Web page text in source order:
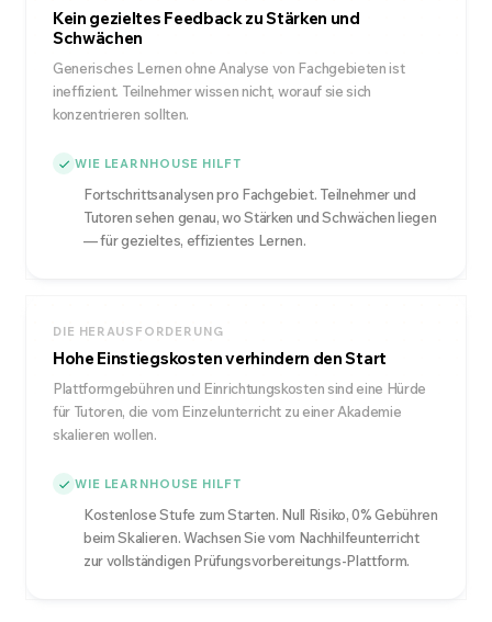
Kein gezieltes Feedback zu Stärken und
Schwächen
Generisches Lernen ohne Analyse von Fachgebieten ist
ineffizient. Teilnehmer wissen nicht, worauf sie sich
konzentrieren sollten.
WIE LEARNHOUSE HILFT
Fortschrittsanalysen pro Fachgebiet. Teilnehmer und
Tutoren sehen genau, wo Stärken und Schwächen liegen
— für gezieltes, effizientes Lernen.
DIE HERAUSFORDERUNG
Hohe Einstiegskosten verhindern den Start
Plattformgebühren und Einrichtungskosten sind eine Hürde
für Tutoren, die vom Einzelunterricht zu einer Akademie
skalieren wollen.
WIE LEARNHOUSE HILFT
Kostenlose Stufe zum Starten. Null Risiko, 0% Gebühren
beim Skalieren. Wachsen Sie vom Nachhilfeunterricht
zur vollständigen Prüfungsvorbereitungs-Plattform.